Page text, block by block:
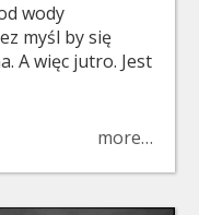
wody
myśl by się
A więc jutro. Jest
more…